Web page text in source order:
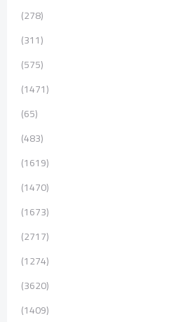
(278)
(311)
(575)
(1471)
(65)
(483)
(1619)
(1470)
(1673)
(2717)
(1274)
(3620)
(1409)